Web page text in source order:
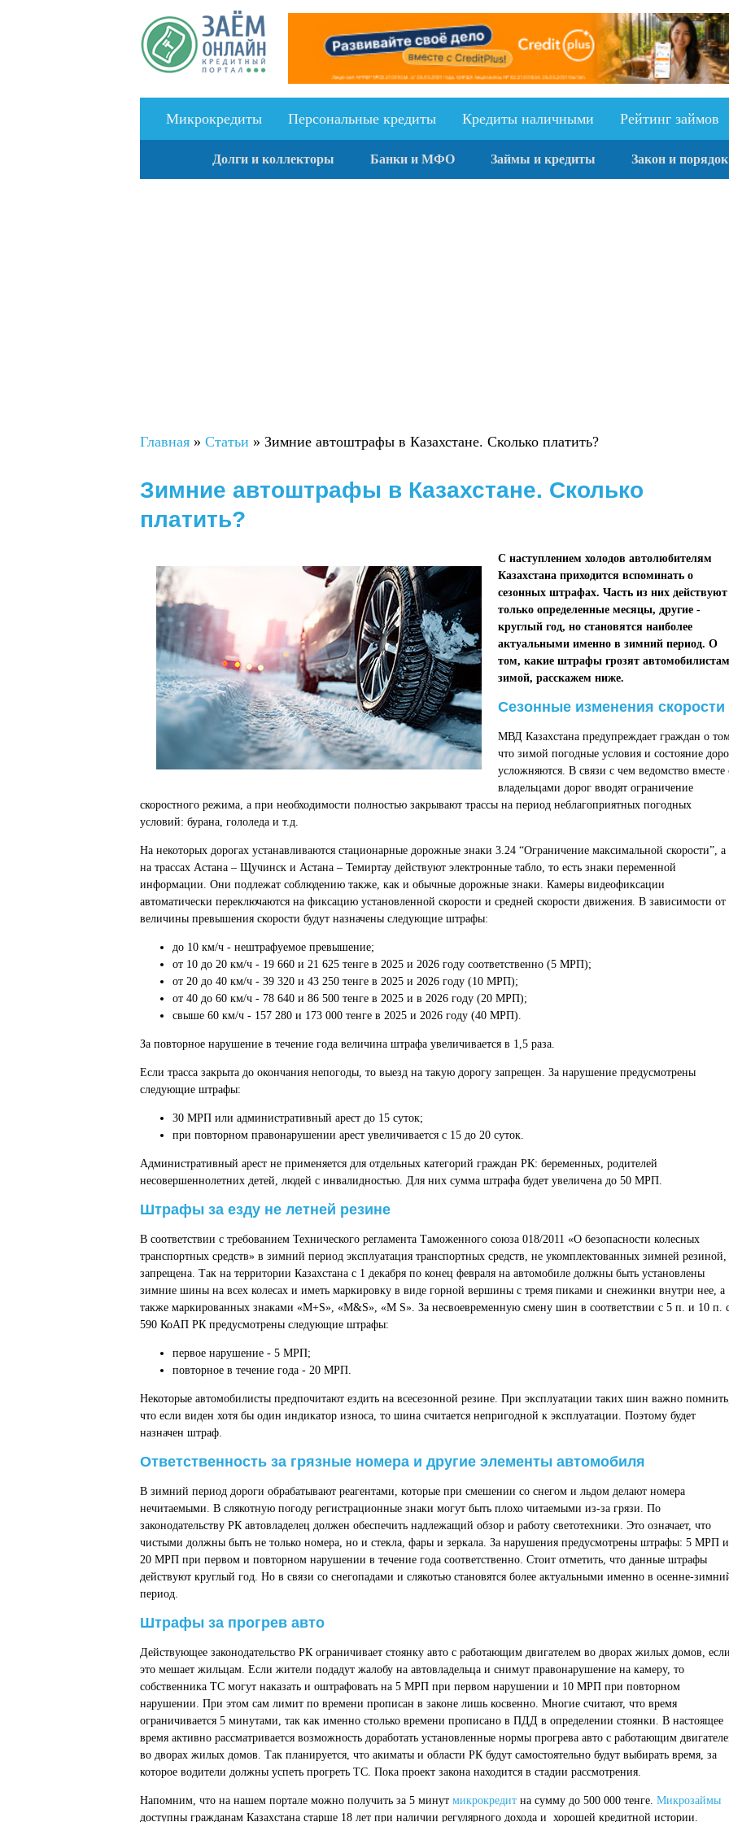
Микрокредиты Персональныe кредиты Кредиты наличными Рейтинг займов
Долги и коллекторы Банки и МФО Займы и кредиты Закон и порядок
Главная » Статьи » Зимние автоштрафы в Казахстане. Сколько платить?
Зимние автоштрафы в Казахстане. Сколько
платить?
С наступлением холодов автолюбителям
Казахстана приходится вспоминать о
сезонных штрафах. Часть из них действуют
только определенные месяцы, другие -
круглый год, но становятся наиболее
актуальными именно в зимний период. О
том, какие штрафы грозят автомобилистам
зимой, расскажем ниже.
Сезонные изменения скорости
МВД Казахстана предупреждает граждан о
что зимой погодные условия и состояние
усложняются. В связи с чем ведомство вместе
владельцами дорог вводят ограничение
скоростного режима, а при необходимости полностью закрывают трассы на период неблагоприятных погодных
условий: бурана, гололеда и т.д.
На некоторых дорогах устанавливаются стационарные дорожные знаки 3.24 “Ограничение максимальной скорости”, а
на трассах Астана – Щучинск и Астана – Темиртау действуют электронные табло, то есть знаки переменной
информации. Они подлежат соблюдению также, как и обычные дорожные знаки. Камеры видеофиксации
автоматически переключаются на фиксацию установленной скорости и средней скорости движения. В зависимости от
величины превышения скорости будут назначены следующие штрафы:
до 10 км/ч - нештрафуемое превышение;
от 10 до 20 км/ч - 19 660 и 21 625 тенге в 2025 и 2026 году соответственно (5 МРП);
от 20 до 40 км/ч - 39 320 и 43 250 тенге в 2025 и 2026 году (10 МРП);
от 40 до 60 км/ч - 78 640 и 86 500 тенге в 2025 и в 2026 году (20 МРП);
свыше 60 км/ч - 157 280 и 173 000 тенге в 2025 и 2026 году (40 МРП).
За повторное нарушение в течение года величина штрафа увеличивается в 1,5 раза.
Если трасса закрыта до окончания непогоды, то выезд на такую дорогу запрещен. За нарушение предусмотрены
следующие штрафы:
30 МРП или административный арест до 15 суток;
при повторном правонарушении арест увеличивается с 15 до 20 суток.
Административный арест не применяется для отдельных категорий граждан РК: беременных, родителей
несовершеннолетних детей, людей с инвалидностью. Для них сумма штрафа будет увеличена до 50 МРП.
Штрафы за езду не летней резине
В соответствии с требованием Технического регламента Таможенного союза 018/2011 «О безопасности колесных
транспортных средств» в зимний период эксплуатация транспортных средств, не укомплектованных зимней резиной,
запрещена. Так на территории Казахстана с 1 декабря по конец февраля на автомобиле должны быть установлены
зимние шины на всех колесах и иметь маркировку в виде горной вершины с тремя пиками и снежинки внутри нее, а
также маркированных знаками «М+S», «M&S», «M S». За несвоевременную смену шин в соответствии с 5 п. и 10 п.
590 КоАП РК предусмотрены следующие штрафы:
первое нарушение - 5 МРП;
повторное в течение года - 20 МРП.
Некоторые автомобилисты предпочитают ездить на всесезонной резине. При эксплуатации таких шин важно
что если виден хотя бы один индикатор износа, то шина считается непригодной к эксплуатации. Поэтому будет
назначен штраф.
Ответственность за грязные номера и другие элементы автомобиля
В зимний период дороги обрабатывают реагентами, которые при смешении со снегом и льдом делают номера
нечитаемыми. В слякотную погоду регистрационные знаки могут быть плохо читаемыми из-за грязи. По
законодательству РК автовладелец должен обеспечить надлежащий обзор и работу светотехники. Это означает, что
чистыми должны быть не только номера, но и стекла, фары и зеркала. За нарушения предусмотрены штрафы: 5 МРП и
20 МРП при первом и повторном нарушении в течение года соответственно. Стоит отметить, что данные штрафы
действуют круглый год. Но в связи со снегопадами и слякотью становятся более актуальными именно в осенне-
период.
Штрафы за прогрев авто
Действующее законодательство РК ограничивает стоянку авто с работающим двигателем во дворах жилых домов,
это мешает жильцам. Если жители подадут жалобу на автовладельца и снимут правонарушение на камеру, то
собственника ТС могут наказать и оштрафовать на 5 МРП при первом нарушении и 10 МРП при повторном
нарушении. При этом сам лимит по времени прописан в законе лишь косвенно. Многие считают, что время
ограничивается 5 минутами, так как именно столько времени прописано в ПДД в определении стоянки. В настоящее
время активно рассматривается возможность доработать установленные нормы прогрева авто с работающим
во дворах жилых домов. Так планируется, что акиматы и области РК будут самостоятельно будут выбирать время, за
которое водители должны успеть прогреть ТС. Пока проект закона находится в стадии рассмотрения.
Напомним, что на нашем портале можно получить за 5 минут микрокредит на сумму до 500 000 тенге. Микрозаймы
доступны гражданам Казахстана старше 18 лет при наличии регулярного дохода и хорошей кредитной истории.